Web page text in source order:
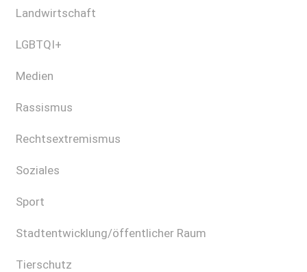
Landwirtschaft
LGBTQI+
Medien
Rassismus
Rechtsextremismus
Soziales
Sport
Stadtentwicklung/öffentlicher Raum
Tierschutz